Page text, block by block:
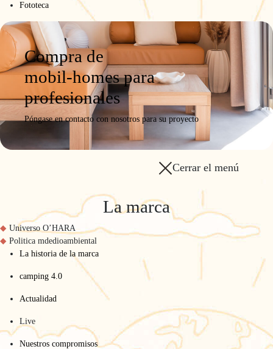
Fototeca
Compra de
mobil-homes para
profesionales
Póngase en contacto con nosotros para su proyecto
Cerrar el menú
La marca
Universo O’HARA
Politica mdedioambiental
La historia de la marca
camping 4.0
Actualidad
Live
Nuestros compromisos